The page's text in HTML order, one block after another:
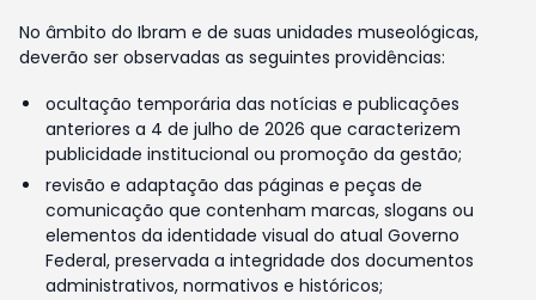
No âmbito do Ibram e de suas unidades museológicas,
deverão ser observadas as seguintes providências:
ocultação temporária das notícias e publicações
anteriores a 4 de julho de 2026 que caracterizem
publicidade institucional ou promoção da gestão;
revisão e adaptação das páginas e peças de
comunicação que contenham marcas, slogans ou
elementos da identidade visual do atual Governo
Federal, preservada a integridade dos documentos
administrativos, normativos e históricos;